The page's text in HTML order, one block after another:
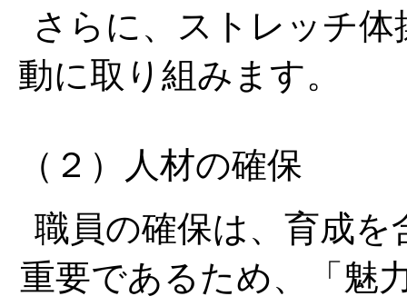
さらに、ストレッチ
動に取り組みます。
（２）人材の確保
職員の確保は、育成
重要であるため、「魅